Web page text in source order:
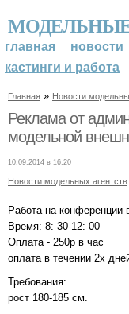
главная новости
кастинги и работа
Главная » Новости
Реклама от
модельной
10.09.2014 в 16:20
Новости модельных агентств
Работа на конференции
Время: 8: 30-12: 00
Оплата - 250р в час
оплата в течении 2х
Требования:
рост 180-185 см.